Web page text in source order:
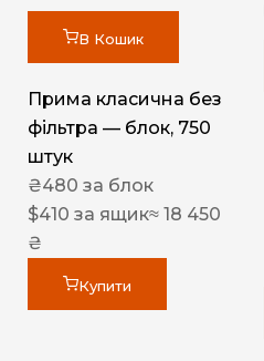
В Кошик
Прима класична без
фільтра — блок, 750
штук
₴480 за блок
$410 за ящик≈ 18 450
₴
Купити